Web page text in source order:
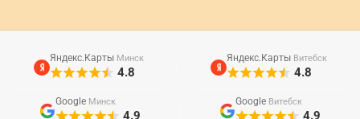
Яндекс.Карты Минск
4.8
Яндекс.Карты Витебск
4.8
Google Минск
4.9
Google Витебск
4.9